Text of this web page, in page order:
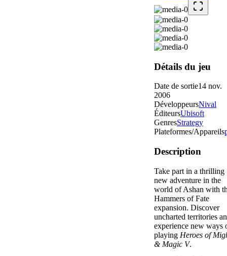
Détails du jeu
Date de sortie14 nov.
2006
DéveloppeursNival
ÉditeursUbisoft
GenresStrategy
Plateformes/Appareils
Description
Take part in a thrilling
new adventure in the
world of Ashan with
Hammers of Fate
expansion. Discover
uncharted territories
experience new ways
playing Heroes of
& Magic V.